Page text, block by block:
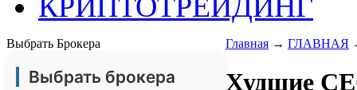
Выбрать Брокера
Выбрать брокера
Главная → ГЛАВНАЯ
Худшие